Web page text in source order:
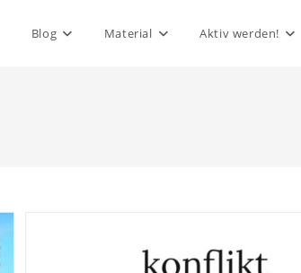
Blog Material Aktiv werden!